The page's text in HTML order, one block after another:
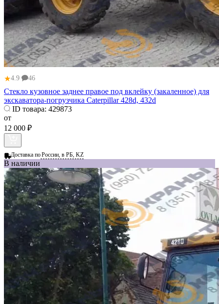
★4.9 46
Стекло кузовное заднее правое под вклейку (закаленное) для
экскаватора-погрузчика Caterpillar 428d, 432d
ID товара: 429873
от
12 000 ₽
Доставка поРоссии, в РБ, KZ
В наличии